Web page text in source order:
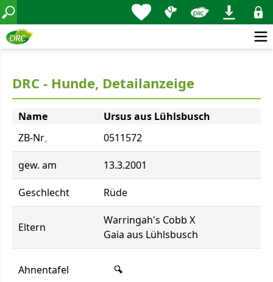
DRC - Hunde, Detailanzeige
Name
Ursus aus Lühlsbusch
ZB-Nr. 0511572
gew. am 13.3.2001
Geschlecht Rüde
Eltern
Warringah's Cobb X
Gaia aus Lühlsbusch
Ahnentafel